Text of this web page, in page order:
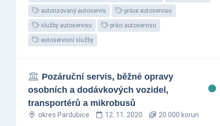
autorizovaný autoservis práce autoservisu
služby autoservisu práci autoservisu
autoservisní služby
Pozáruční servis, běžné opravy
osobních a dodávkových vozidel,
transportérů a mikrobusů
okres Pardubice 12. 11. 2020 20 000 korun